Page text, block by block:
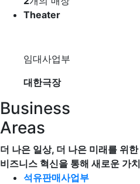
Theater
임대사업부
대한극장
Business
Areas
더 나은 일상, 더 나은 미래를 위
비즈니스 혁신을 통해 새로운 가
석유판매사업부